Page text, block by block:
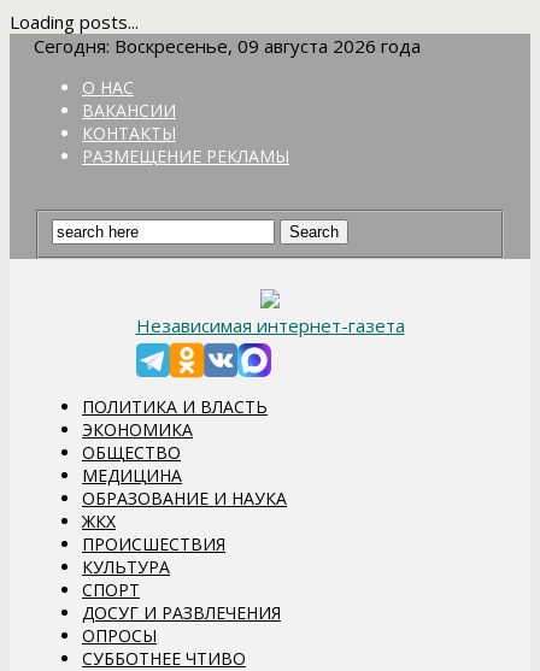
Loading posts...
Сегодня: Воскресенье, 09 августа 2026 года
О НАС
ВАКАНСИИ
КОНТАКТЫ
РАЗМЕЩЕНИЕ РЕКЛАМЫ
Независимая интернет-газета
ПОЛИТИКА И ВЛАСТЬ
ЭКОНОМИКА
ОБЩЕСТВО
МЕДИЦИНА
ОБРАЗОВАНИЕ И НАУКА
ЖКХ
ПРОИСШЕСТВИЯ
КУЛЬТУРА
СПОРТ
ДОСУГ И РАЗВЛЕЧЕНИЯ
ОПРОСЫ
СУББОТНЕЕ ЧТИВО